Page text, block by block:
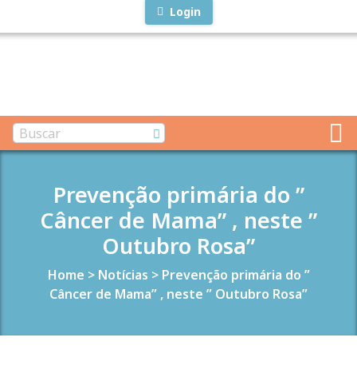
Login
Prevenção primária do ”
Câncer de Mama” , neste ”
Outubro Rosa”
Home > Notícias > Prevenção primária do ”
Câncer de Mama” , neste ” Outubro Rosa”